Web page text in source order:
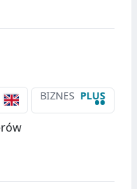
BIZNES PLUS
••